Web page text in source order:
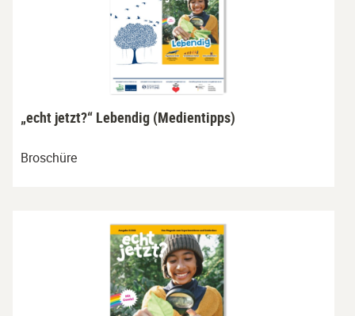
„echt jetzt?“ Lebendig (Medientipps)
Broschüre